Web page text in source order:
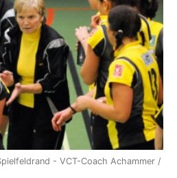
- VCT-Coach Achammer /